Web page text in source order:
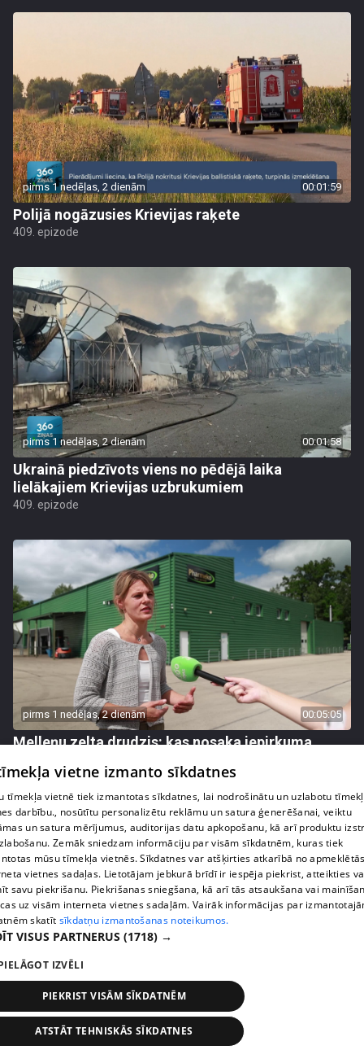
pirms 1 nedēļas, 2 dienām 00:01:59
Polijā nogāzusies Krievijas raķete
409. epizode
pirms 1 nedēļas, 2 dienām 00:01:58
Ukrainā piedzīvots viens no pēdējā laika
lielākajiem Krievijas uzbrukumiem
409. epizode
pirms 1 nedēļas, 2 dienām 00:05:05
Melleņu zelta drudzis: kas nosaka iepirkuma
409. epizode
pirms 1 nedēļas, 2 dienām
Ogas un sēnes šogad dārgākas, bet uzpirkšanas
punktos to krietni mazāk
409. epizode
vietne izmanto sīkdatnes
tīmekļa vietnē tiek izmantotas sīkdatnes, lai nodrošinātu un uzlabotu
darbību., nosūtītu personalizētu reklāmu un satura ģenerēšanai, veiktu
un satura mērījumus, auditorijas datu apkopošanu, kā arī produktu
Zemāk sniedzam informāciju par visām sīkdatnēm, kuras tiek
mūsu tīmekļa vietnēs. Sīkdatnes var atšķirties atkarībā no
vietnes sadaļas. Lietotājam jebkurā brīdī ir iespēja piekrist, atteikties
savu piekrišanu. Piekrišanas sniegšana, kā arī tās atsaukšana vai
uz visām interneta vietnes sadaļām. Vairāk informācijas par
skatīt sīkdatņu izmantošanas noteikumos.
VISUS PARTNERUS (1718) →
IZVĒLI
PIEKRIST VISĀM SĪKDATNĒM
ATSTĀT TEHNISKĀS SĪKDATNES